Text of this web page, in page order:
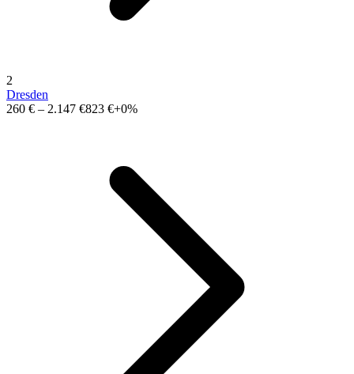
2
Dresden
260 € – 2.147 €823 €+0%